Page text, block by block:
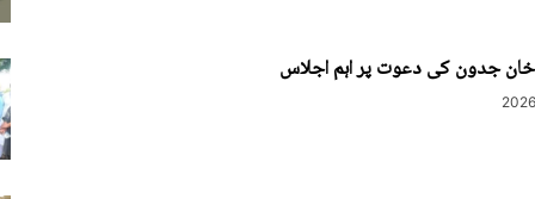
خان جدون کی دعوت پر اہم اجلاس